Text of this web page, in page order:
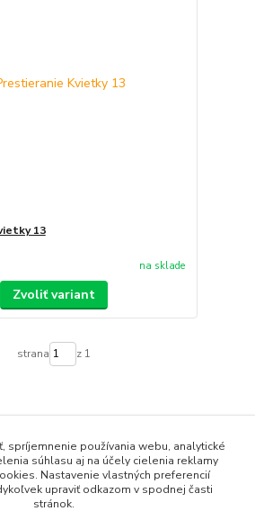
13
na sklade
Zvoliť variant
strana z 1
je možné používať len so súhlasom
majiteľa.
spríjemnenie používania webu, analytické
súhlasu aj na účely cielenia reklamy
Nastavenie vlastných preferencií
upraviť odkazom v spodnej časti
stránok.